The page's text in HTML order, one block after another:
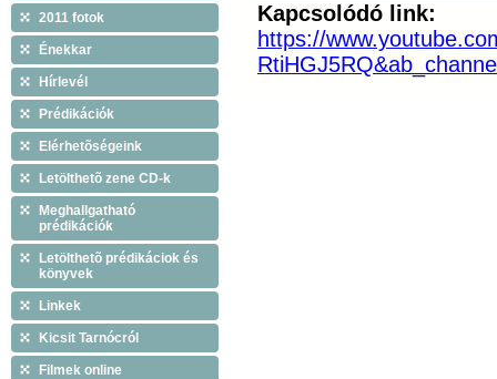
2011 fotok
Énekkar
Hírlevél
Prédikációk
Elérhetõségeink
Letölthetõ zene CD-k
Meghallgatható
prédikációk
Letölthetõ prédikáciok és
könyvek
Linkek
Kicsit Tarnócról
Filmek online
Kapcsolódó link:
https://